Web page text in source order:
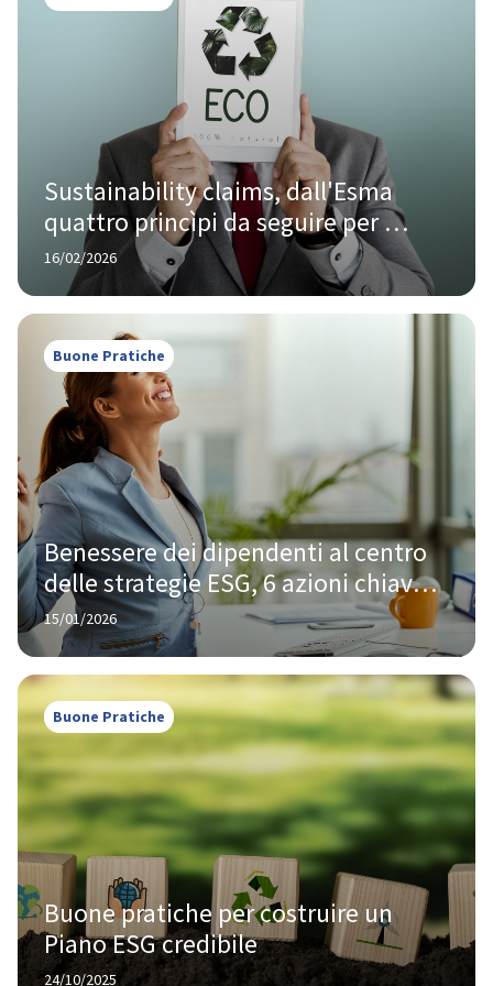
Sustainability claims, dall'Esma
quattro princìpi da seguire per
evitare il greenwashing nella finanza
16/02/2026
Buone Pratiche
Benessere dei dipendenti al centro
delle strategie ESG, 6 azioni chiave
per accrescere la motivazione
15/01/2026
Buone Pratiche
Buone pratiche per costruire un
Piano ESG credibile
24/10/2025